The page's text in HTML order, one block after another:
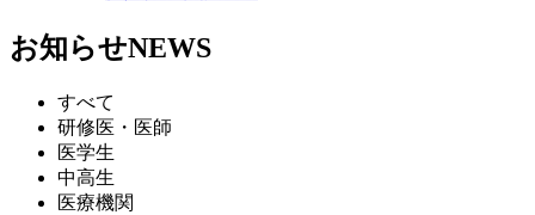
お知らせNEWS
すべて
研修医・医師
医学生
中高生
医療機関